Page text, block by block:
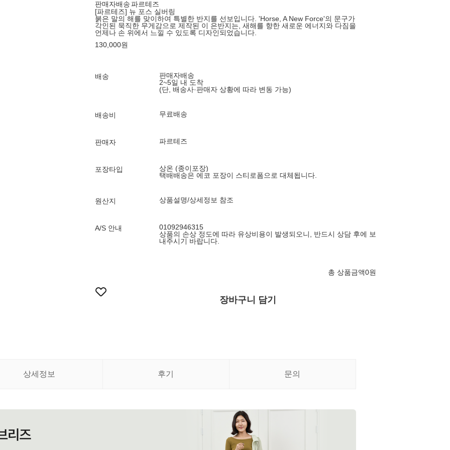
판매자배송파르테즈
[파르테즈] 뉴 포스 실버링
붉은 말의 해를 맞이하여 특별한 반지를 선보입니다. 'Horse, A New Force'의 문구가
각인된 묵직한 무게감으로 제작된 이 은반지는, 새해를 향한 새로운 에너지와 다짐을
언제나 손 위에서 느낄 수 있도록 디자인되었습니다.
130,000원
배송
판매자배송
2~5일 내 도착
(단, 배송사·판매자 상황에 따라 변동 가능)
배송비 무료배송
판매자 파르테즈
포장타입
상온 (종이포장)
택배배송은 에코 포장이 스티로폼으로 대체됩니다.
원산지 상품설명/상세정보 참조
A/S 안내
01092946315
상품의 손상 정도에 따라 유상비용이 발생되오니, 반드시 상담 후에 보
내주시기 바랍니다.
총 상품금액0원
장바구니 담기
상세정보 후기 문의